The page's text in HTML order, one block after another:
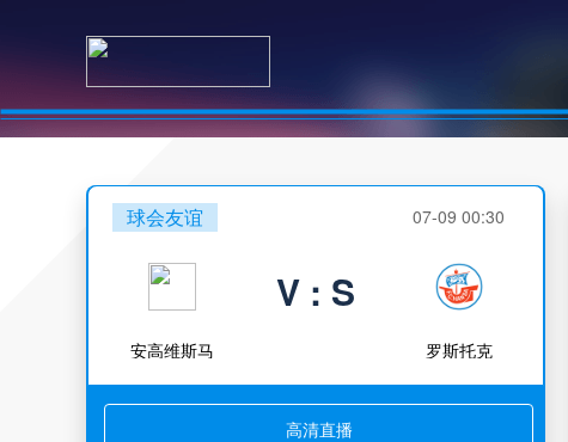
球会友谊 07-09 00:30
安高维斯马
V : S
罗斯托克
高清直播